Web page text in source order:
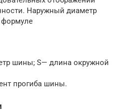
Наружный диаметр
шины; S— длина окружной
прогиба шины.